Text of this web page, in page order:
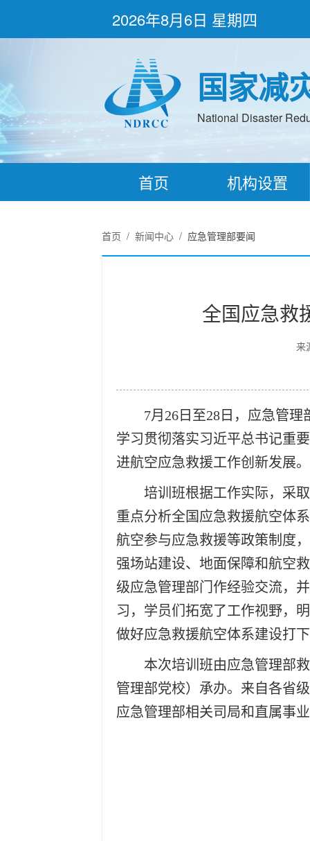
2026年8月6日 星期四
国家减
National Disaster
首页 机构设置
首页 / 新闻中心/ 应急管理部要闻
全国应急救
来
7月26日至28日，应急管
学习贯彻落实习近平总书记重
进航空应急救援工作创新发展
培训班根据工作实际，采
重点分析全国应急救援航空体
航空参与应急救援等政策制度
强场站建设、地面保障和航空
级应急管理部门作经验交流，
习，学员们拓宽了工作视野，
做好应急救援航空体系建设打
本次培训班由应急管理部
管理部党校）承办。来自各省
应急管理部相关司局和直属事